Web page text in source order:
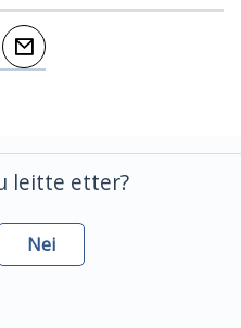
leitte etter?
Nei